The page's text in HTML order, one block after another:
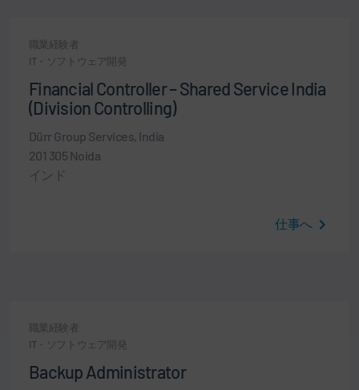
職業経験者
IT・ソフトウェア開発
Financial Controller – Shared Service India
(Division Controlling)
Dürr Group Services, India
201 305 Noida
インド
仕事へ
職業経験者
IT・ソフトウェア開発
Backup Administrator